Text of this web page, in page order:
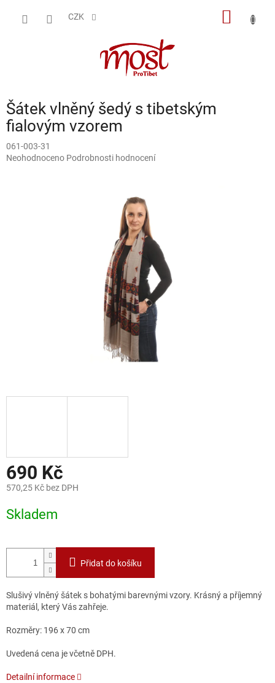
CZK
Šátek vlněný šedý s tibetským
fialovým vzorem
061-003-31
Průměrné
Neohodnoceno Podrobnosti hodnocení
690 Kč
570,25 Kč bez DPH
cena:
Skladem
Přidat do košíku
Slušivý vlněný šátek s bohatými barevnými vzory. Krásný a příjemný
materiál, který Vás zahřeje.
Rozměry: 196 x 70 cm
Uvedená cena je včetně DPH.
Detailní informace